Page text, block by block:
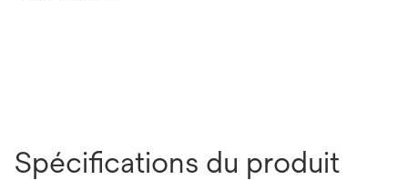
Spécifications du produit